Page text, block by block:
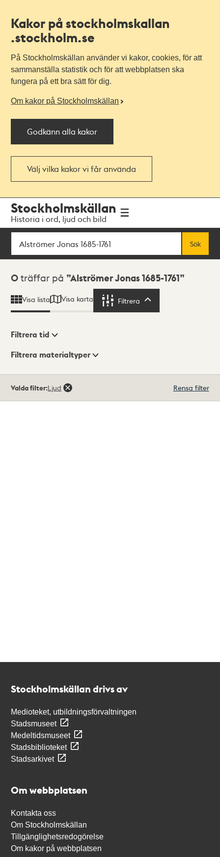
Kakor på stockholmskallan
.stockholm.se
På Stockholmskällan använder vi kakor, cookies, för att
sammanställa statistik och för att webbplatsen ska
fungera på ett bra sätt för dig.
Om kakor på Stockholmskällan
Godkänn alla kakor
Välj vilka kakor vi får använda
navigationen
huvudinnehållet
Stockholmskällan
Historia i ord, ljud och bild
Sök
Sök
Sökresultat
0 träffar på Alströmer Jonas 1685-1761
Visa lista Visa karta Filtrera
Visningsläge
Filtrera tid
Filtrera materialtyper
träffar
Valda filter:Ljud Rensa filter
Stockholmskällan drivs av
Medioteket, utbildningsförvaltningen
Stadsmuseet
Medeltidsmuseet
Stadsbiblioteket
Stadsarkivet
Om webbplatsen
Kontakta oss
Om Stockholmskällan
Tillgänglighetsredogörelse
Om kakor på webbplatsen